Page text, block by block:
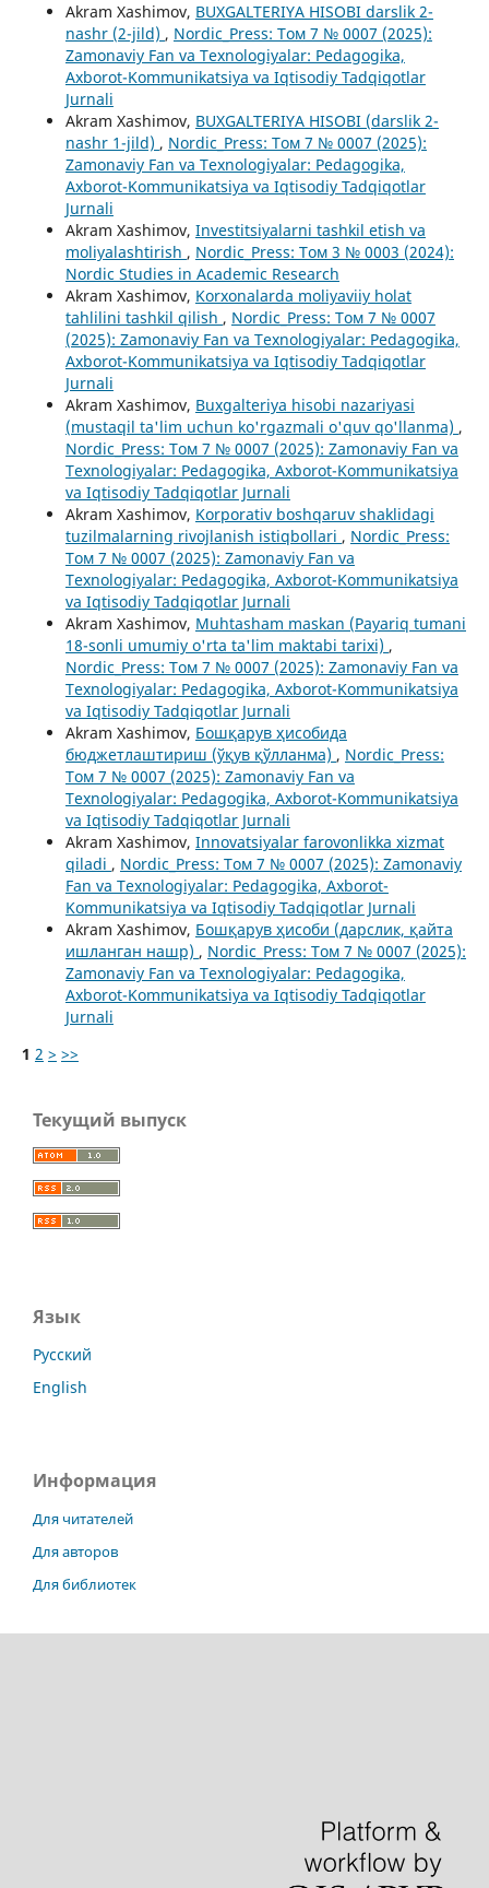
Akram Xashimov, BUXGALTERIYA HISOBI darslik 2-
nashr (2-jild) , Nordic_Press: Том 7 № 0007 (2025):
Zamonaviy Fan va Texnologiyalar: Pedagogika,
Axborot-Kommunikatsiya va Iqtisodiy Tadqiqotlar
Jurnali
Akram Xashimov, BUXGALTERIYA HISOBI (darslik 2-
nashr 1-jild) , Nordic_Press: Том 7 № 0007 (2025):
Zamonaviy Fan va Texnologiyalar: Pedagogika,
Axborot-Kommunikatsiya va Iqtisodiy Tadqiqotlar
Jurnali
Akram Xashimov, Investitsiyalarni tashkil etish va
moliyalashtirish , Nordic_Press: Том 3 № 0003 (2024):
Nordic Studies in Academic Research
Akram Xashimov, Korxonalarda moliyaviiy holat
tahlilini tashkil qilish , Nordic_Press: Том 7 № 0007
(2025): Zamonaviy Fan va Texnologiyalar: Pedagogika,
Axborot-Kommunikatsiya va Iqtisodiy Tadqiqotlar
Jurnali
Akram Xashimov, Buxgalteriya hisobi nazariyasi
(mustaqil ta'lim uchun ko'rgazmali o'quv qo'llanma) ,
Nordic_Press: Том 7 № 0007 (2025): Zamonaviy Fan va
Texnologiyalar: Pedagogika, Axborot-Kommunikatsiya
va Iqtisodiy Tadqiqotlar Jurnali
Akram Xashimov, Korporativ boshqaruv shaklidagi
tuzilmalarning rivojlanish istiqbollari , Nordic_Press:
Том 7 № 0007 (2025): Zamonaviy Fan va
Texnologiyalar: Pedagogika, Axborot-Kommunikatsiya
va Iqtisodiy Tadqiqotlar Jurnali
Akram Xashimov, Muhtasham maskan (Payariq tumani
18-sonli umumiy o'rta ta'lim maktabi tarixi) ,
Nordic_Press: Том 7 № 0007 (2025): Zamonaviy Fan va
Texnologiyalar: Pedagogika, Axborot-Kommunikatsiya
va Iqtisodiy Tadqiqotlar Jurnali
Akram Xashimov, Бошқарув ҳисобида
бюджетлаштириш (ўқув қўлланма) , Nordic_Press:
Том 7 № 0007 (2025): Zamonaviy Fan va
Texnologiyalar: Pedagogika, Axborot-Kommunikatsiya
va Iqtisodiy Tadqiqotlar Jurnali
Akram Xashimov, Innovatsiyalar farovonlikka xizmat
qiladi , Nordic_Press: Том 7 № 0007 (2025): Zamonaviy
Fan va Texnologiyalar: Pedagogika, Axborot-
Kommunikatsiya va Iqtisodiy Tadqiqotlar Jurnali
Akram Xashimov, Бошқарув ҳисоби (дарслик, қайта
ишланган нашр) , Nordic_Press: Том 7 № 0007 (2025):
Zamonaviy Fan va Texnologiyalar: Pedagogika,
Axborot-Kommunikatsiya va Iqtisodiy Tadqiqotlar
Jurnali
1 2 > >>
Текущий выпуск
Язык
Русский
English
Информация
Для читателей
Для авторов
Для библиотек